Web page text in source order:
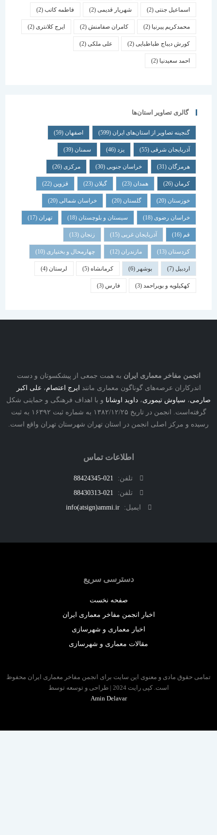
اسماعیل جنتی(2) شهریار قدیمی(2) فاطمه کاتب(2)
محمدکریم پیرنیا (2) کامران صفامنش(2) ایرج کلانتری (2)
کورش دیباج طباطبایی(2) علی ملکی(2)
احمد سعیدنیا (2)
گالری تصاویر استان‌ها
گنجینه تصاویر از استان‌های ایران(599) اصفهان (59)
آذربایجان شرقی(55) یزد سمنان (39)
هرمزگان(31) خراسان جنوبی(30) مرکزی (26)
همدان گیلان قزوین
خوزستان(20) گلستان (20) خراسان شمالی(20)
خراسان رضوی(18) سیستان و بلوچستان(18) تهران
آذربایجان غربی(15) زنجان
کردستان(13) مازندران(12) چهارمحال و بختیاری (10)
بوشهر کرمانشاه(5) لرستان (4)
کهکیلویه و بویراحمد(3) فارس
مفاخر معماری ایرانبه همت جمعی از پیشکسوتان و دست
عرصه‌های گوناگون معماری مانندایرج اعتصام،علی اکبر
،سیاوش تیموری،داوید اوشاناو با اهداف فرهنگی و حمایتی شکل
گرفته‌است. انجمن در تاریخ ۱۳۸۲/۱۲/۲۵ به شماره ثبت ۱۶۳۹۲ به ثبت
و مرکز اصلی انجمن در استان تهران شهرستان تهران واقع است.
اطلاعات تماس
تلفن:
021-88424345
تلفن:
021-88430313
ایمیل:
info(atsign)ammi.ir
دسترسی سریع
صفحه نخست
اخبار انجمن مفاخر معماری ایران
اخبار معماری و شهرسازی
مقالات معماری و شهرسازی
حقوق مادی و معنوی این سایت برای انجمن مفاخر معماری ایران محفوظ
است. کپی رایت 2024 | طراحی و توسعه توسط
Amin Delavar